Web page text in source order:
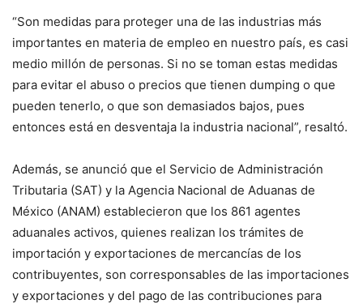
“Son medidas para proteger una de las industrias más
importantes en materia de empleo en nuestro país, es casi
medio millón de personas. Si no se toman estas medidas
para evitar el abuso o precios que tienen dumping o que
pueden tenerlo, o que son demasiados bajos, pues
entonces está en desventaja la industria nacional”, resaltó.
Además, se anunció que el Servicio de Administración
Tributaria (SAT) y la Agencia Nacional de Aduanas de
México (ANAM) establecieron que los 861 agentes
aduanales activos, quienes realizan los trámites de
importación y exportaciones de mercancías de los
contribuyentes, son corresponsables de las importaciones
y exportaciones y del pago de las contribuciones para